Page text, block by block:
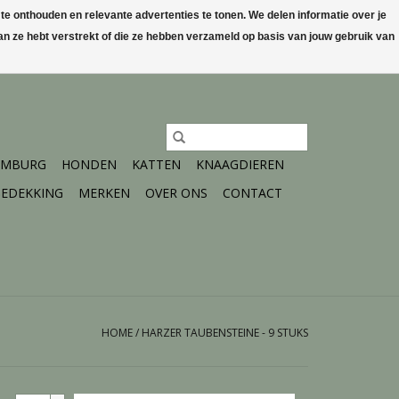
Mijn account / Registreren
HONDEN KATTEN
KNAAGDIEREN
MERKEN OVER ONS
CONTACT
HOME/ HARZER TAUBENSTEINE - 9 STUKS
onthouden en relevante advertenties te tonen. We delen informatie over je
ze hebt verstrekt of die ze hebben verzameld op basis van jouw gebruik van